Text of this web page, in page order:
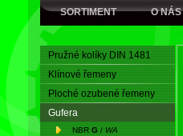
SORTIMENT O NÁS
Pružné kolíky DIN 1481
Klínové řemeny
Ploché ozubené řemeny
Gufera
NBR G / WA